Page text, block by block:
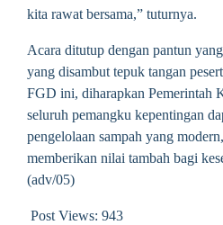
kita rawat bersama,” tuturnya.
Acara ditutup dengan pantun
yang disambut tepuk tangan
FGD ini, diharapkan Pemerintah
seluruh pemangku kepentingan
pengelolaan sampah yang
memberikan nilai tambah bagi
(adv/05)
Post Views: 943